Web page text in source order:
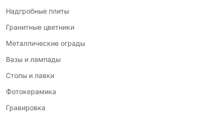
Надгробные плиты
Гранитные цветники
Металлические ограды
Вазы и лампады
Столы и лавки
Фотокерамика
Гравировка